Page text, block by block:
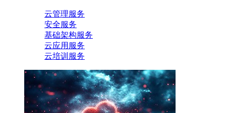
云管理服务
安全服务
基础架构服务
云应用服务
云培训服务